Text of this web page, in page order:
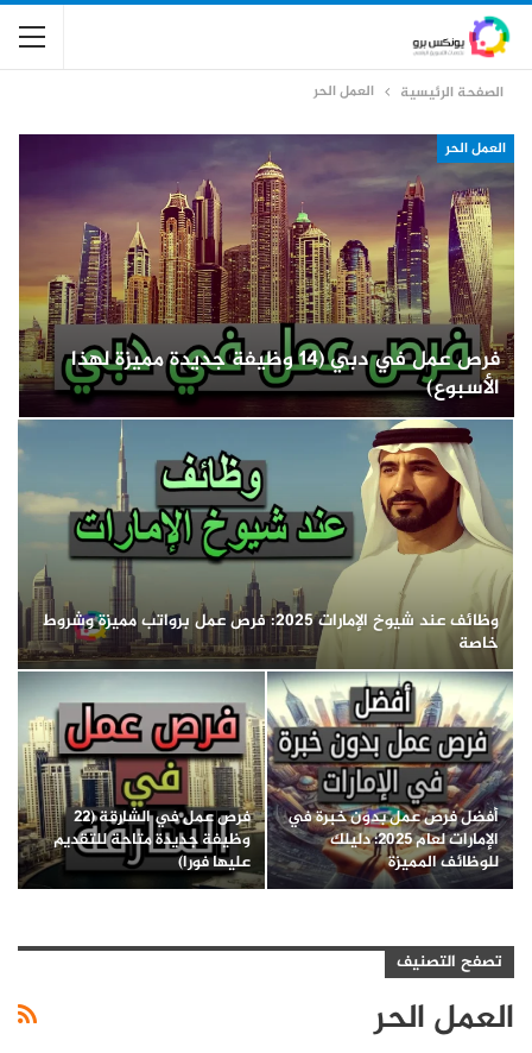
الصفحة الرئيسية العمل الحر
العمل الحر
فرص عمل في دبي (14 وظيفة جديدة مميزة لهذا
الأسبوع)
وظائف عند شيوخ الإمارات 2025: فرص عمل برواتب مميزة وشروط
خاصة
أفضل فرص عمل بدون خبرة في
الإمارات لعام 2025: دليلك
للوظائف المميزة
فرص عمل في الشارقة (22
وظيفة جديدة متاحة للتقديم
عليها فورا)
تصفح التصنيف
العمل الحر